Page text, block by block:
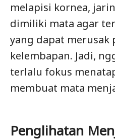
melapisi kornea,
dimiliki mata agar
yang dapat merusak
kelembapan. Jadi,
terlalu fokus
membuat mata
Penglihatan